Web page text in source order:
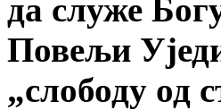
да служе
Повељи
„слободу од